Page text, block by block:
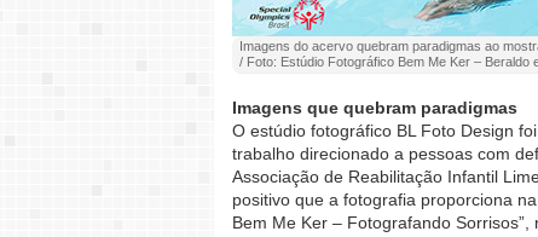
Imagens do acervo quebram paradigmas ao
/ Foto: Estúdio Fotográfico Bem Me Ker – Beraldo
Imagens que quebram paradigmas
O estúdio fotográfico BL Foto Design
trabalho direcionado a pessoas com
Associação de Reabilitação Infantil
positivo que a fotografia proporciona
Bem Me Ker – Fotografando Sorrisos”,